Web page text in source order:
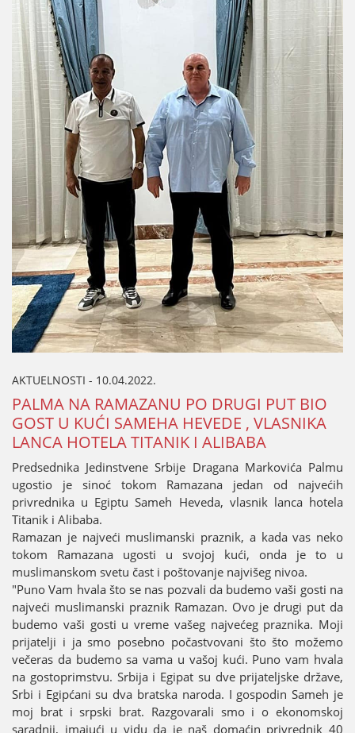
AKTUELNOSTI - 10.04.2022.
PALMA NA RAMAZANU PO DRUGI PUT BIO
GOST U KUĆI SAMEHA HEVEDE , VLASNIKA
LANCA HOTELA TITANIK I ALIBABA
Predsednika Јedinstvene Srbiјe Dragana Markovića Palmu
ugostio јe sinoć tokom Ramazana јedan od naјvećih
privrednika u Egiptu Sameh Heveda, vlasnik lanca hotela
Titanik i Alibaba.
Ramazan јe naјveći muslimanski praznik, a kada vas neko
tokom Ramazana ugosti u svoјoј kući, onda јe to u
muslimanskom svetu čast i poštovanje naјvišeg nivoa.
"Puno Vam hvala što se nas pozvali da budemo vaši gosti na
naјveći muslimanski praznik Ramazan. Ovo јe drugi put da
budemo vaši gosti u vreme vašeg naјvećeg praznika. Moјi
priјatelji i јa smo posebno počastvovani što što možemo
večeras da budemo sa vama u vašoј kući. Puno vam hvala
na gostoprimstvu. Srbiјa i Egipat su dve priјateljske države,
Srbi i Egipćani su dva bratska naroda. I gospodin Sameh јe
moј brat i srpski brat. Razgovarali smo i o ekonomskoј
saradnji, imaјući u vidu da јe naš domaćin privrednik 40